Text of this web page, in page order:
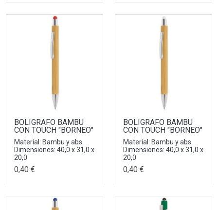
BOLIGRAFO BAMBU
CON TOUCH "BORNEO"
Material: Bambu y abs
Dimensiones: 40,0 x 31,0 x
20,0
0,40 €
BOLIGRAFO BAMBU
CON TOUCH "BORNEO"
Material: Bambu y abs
Dimensiones: 40,0 x 31,0 x
20,0
0,40 €